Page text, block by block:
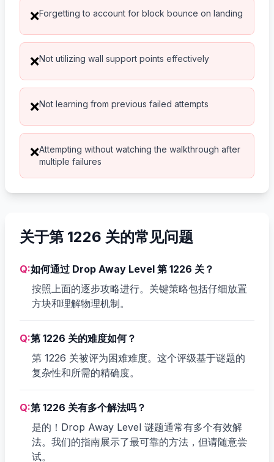
❌Forgetting to account for block bounce on landing
❌Not utilizing wall support points effectively
❌Not learning from previous failed attempts
❌Attempting without watching the walkthrough after
multiple failures
关于第 1226 关的常见问题
Q:如何通过 Drop Away Level 第 1226 关？
按照上面的逐步攻略进行。关键策略包括仔细放置
方块和理解物理机制。
Q:第 1226 关的难度如何？
第 1226 关被评为困难难度。这个评级基于谜题的
复杂性和所需的精确度。
Q:第 1226 关有多个解法吗？
是的！Drop Away Level 谜题通常有多个有效解
法。我们的指南展示了最可靠的方法，但请随意尝
试。